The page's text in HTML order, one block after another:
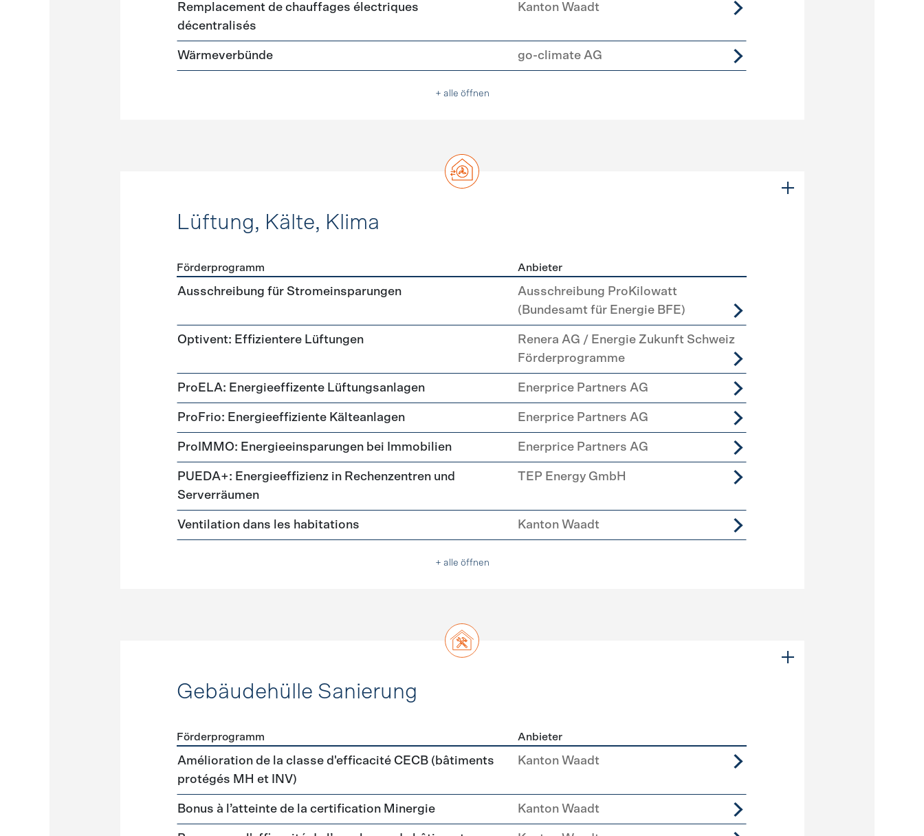
Remplacement de chauffages électriques
décentralisés
Kanton Waadt
Wärmeverbünde go-climate AG
+ alle öffnen
Lüftung, Kälte, Klima
Förderprogramme Lüftung, Kälte, Klima
Förderprogramm Anbieter
Ausschreibung für Stromeinsparungen
Ausschreibung ProKilowatt
(Bundesamt für Energie BFE)
Optivent: Effizientere Lüftungen
Renera AG / Energie Zukunft Schweiz
Förderprogramme
ProELA: Energieeffizente Lüftungsanlagen Enerprice Partners AG
ProFrio: Energieeffiziente Kälteanlagen Enerprice Partners AG
ProIMMO: Energieeinsparungen bei Immobilien Enerprice Partners AG
PUEDA+: Energieeffizienz in Rechenzentren und
Serverräumen
TEP Energy GmbH
Ventilation dans les habitations Kanton Waadt
+ alle öffnen
Gebäudehülle Sanierung
Förderprogramme Gebäudehülle Sanierung
Förderprogramm Anbieter
Amélioration de la classe d'efficacité CECB (bâtiments
protégés MH et INV)
Kanton Waadt
Bonus à l’atteinte de la certification Minergie Kanton Waadt